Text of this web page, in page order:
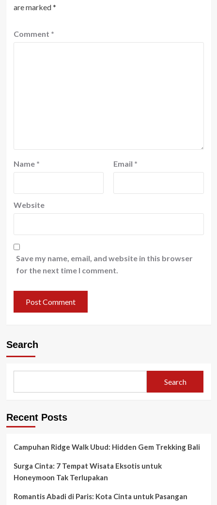
are marked*
Comment *
Name * Email *
Website
Save my name, email, and website in this browser
for the next time I comment.
Search
Search
Recent Posts
Campuhan Ridge Walk Ubud: Hidden Gem Trekking Bali
Surga Cinta: 7 Tempat Wisata Eksotis untuk
Honeymoon Tak Terlupakan
Romantis Abadi di Paris: Kota Cinta untuk Pasangan